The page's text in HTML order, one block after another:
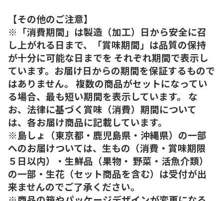
【その他のご注意】
※「消費期間」は製造（加工）日から安全に召
し上がれる日まで、「賞味期間」は品質の保持
が十分に可能な日までを それぞれ期間で表示し
ています。お届け日からの期間を保証するもので
はありません。 複数の商品がセットになってい
る場合、最も短い期間を表示しています。 な
お、法律に基づく賞味（消費）期間について
は、各お届け商品に記載しています。
※島しょ（東京都・鹿児島県・沖縄県）の一部
へのお届けついては、生もの（消費・賞味期限
５日以内）・生鮮品（果物・ 野菜・活魚介類）
の一部・生花（セット商品を含む）は受付が出
来ませんのでご了承ください。